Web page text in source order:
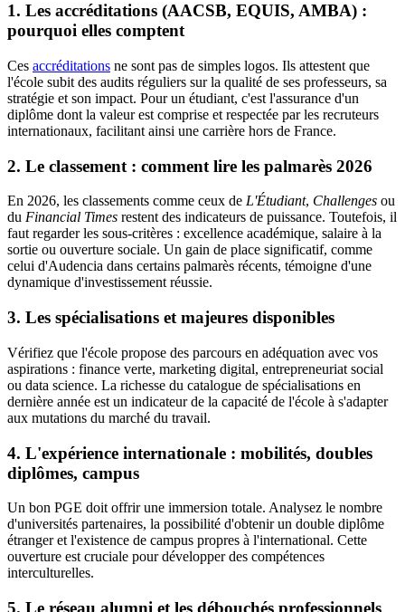
1. Les accréditations (AACSB, EQUIS, AMBA) :
pourquoi elles comptent
Ces accréditations ne sont pas de simples logos. Ils attestent que
l'école subit des audits réguliers sur la qualité de ses professeurs, sa
stratégie et son impact. Pour un étudiant, c'est l'assurance d'un
diplôme dont la valeur est comprise et respectée par les recruteurs
internationaux, facilitant ainsi une carrière hors de France.
2. Le classement : comment lire les palmarès 2026
En 2026, les classements comme ceux de L'Étudiant, Challenges ou
du Financial Times restent des indicateurs de puissance. Toutefois, il
faut regarder les sous-critères : excellence académique, salaire à la
sortie ou ouverture sociale. Un gain de place significatif, comme
celui d'Audencia dans certains palmarès récents, témoigne d'une
dynamique d'investissement réussie.
3. Les spécialisations et majeures disponibles
Vérifiez que l'école propose des parcours en adéquation avec vos
aspirations : finance verte, marketing digital, entrepreneuriat social
ou data science. La richesse du catalogue de spécialisations en
dernière année est un indicateur de la capacité de l'école à s'adapter
aux mutations du marché du travail.
4. L'expérience internationale : mobilités, doubles
diplômes, campus
Un bon PGE doit offrir une immersion totale. Analysez le nombre
d'universités partenaires, la possibilité d'obtenir un double diplôme
étranger et l'existence de campus propres à l'international. Cette
ouverture est cruciale pour développer des compétences
interculturelles.
5. Le réseau alumni et les débouchés professionnels